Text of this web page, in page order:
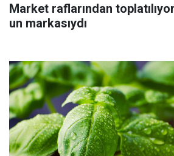
Market raflarından
un markasıydı